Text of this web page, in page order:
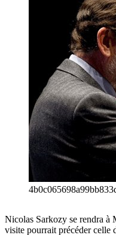
Nicolas Sarkozy se rendra à
visite pourrait précéder